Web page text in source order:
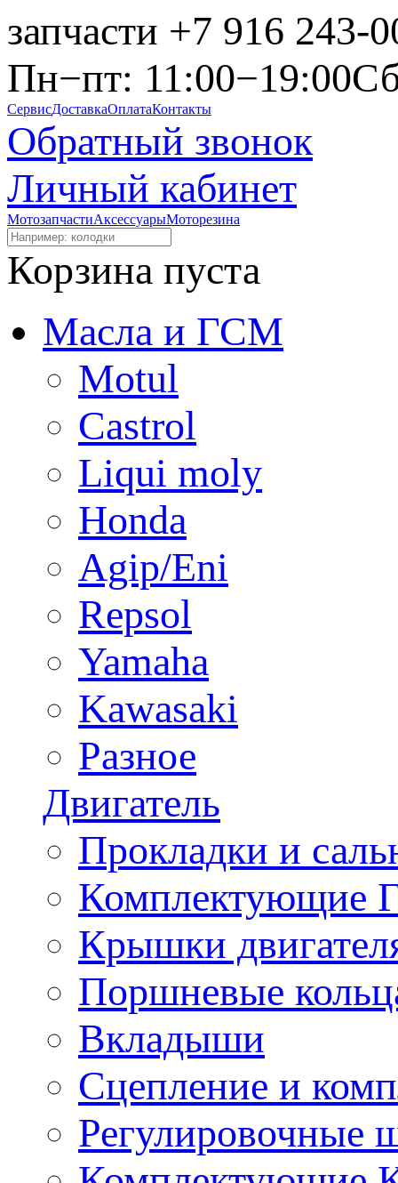
запчасти +7 916 243-
Пн−пт: 11:00−19:00
СервисДоставкаОплатаКонтакты
Обратный звонок
Личный кабинет
МотозапчастиАксессуарыМоторезина
Корзина пуста
Масла и ГСМ
Motul
Castrol
Liqui moly
Honda
Agip/Eni
Repsol
Yamaha
Kawasaki
Разное
Двигатель
Прокладки и
Комплектующие
Крышки
Поршневые
Вкладыши
Сцепление и
Регулировочные